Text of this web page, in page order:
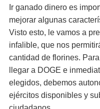
Ir ganado dinero es
mejorar algunas
Visto esto, le vamos a
infalible, que nos
cantidad de florines.
llegar a DOGE e
elegidos, debemos
ejércitos disponibles y